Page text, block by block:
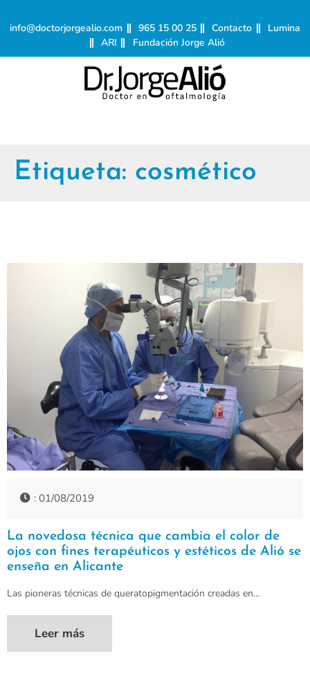
info@doctorjorgealio.com 965 15 00 25 Contacto
Lumina
ARI
Fundación Jorge Alió
Etiqueta: cosmético
: 01/08/2019
La novedosa técnica que cambia el color de
ojos con fines terapéuticos y estéticos de Alió se
enseña en Alicante
Las pioneras técnicas de queratopigmentación creadas en…
Leer más